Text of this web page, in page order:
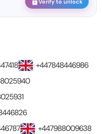
Verify to unlock
+447848446986
+447988009638